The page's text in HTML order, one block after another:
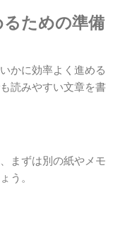
ための準備
かに効率よく進める
読みやすい文章を書
まずは別の紙やメモ
う。